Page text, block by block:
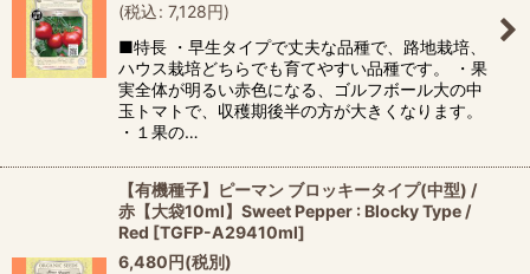
(税込: 7,128円)
■特長 ・早生タイプで丈夫な品種で、路地栽培、
ハウス栽培どちらでも育てやすい品種です。 ・果
実全体が明るい赤色になる、ゴルフボール大の中
玉トマトで、収穫期後半の方が大きくなります。
・１果の…
【有機種子】ピーマン ブロッキータイプ(中型) /
赤【大袋10ml】Sweet Pepper : Blocky Type /
Red [TGFP-A29410ml]
6,480円(税別)